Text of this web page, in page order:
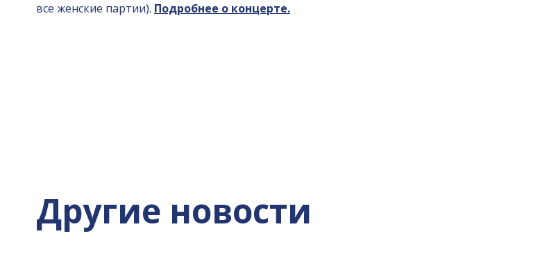
все женские партии). Подробнее о концерте.
Другие новости